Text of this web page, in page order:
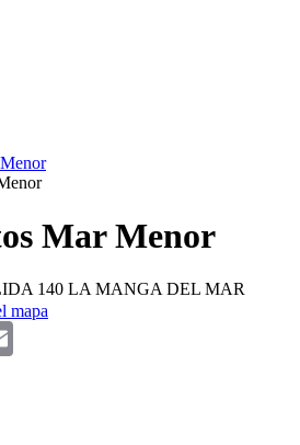
Mar Menor
140 LA MANGA DEL MAR
mapa